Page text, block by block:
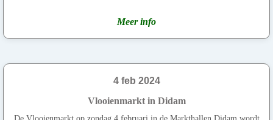
Meer info
4 feb 2024
Vlooienmarkt in Didam